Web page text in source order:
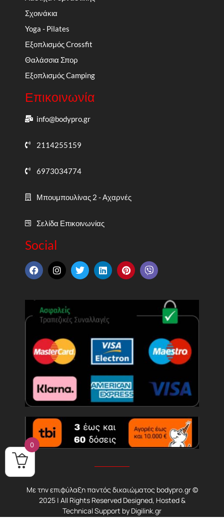
Σχοινάκια
Yoga - Pilates
Εξοπλισμός Crossfit
Θαλάσσια Σπορ
Εξοπλισμός Camping
Επικοινωνία
info@bodypro.gr
2114255159
6973034774
Μπουμπουλίνας 2 - Αχαρνές
Σελίδα Επικοινωνίας
Social
Με την επιφύλαξη παντός δικαιώματος bodypro.gr ©
2025 | All Rights Reserved Designed, Hosted &
Technical Support by Digilink.gr
0